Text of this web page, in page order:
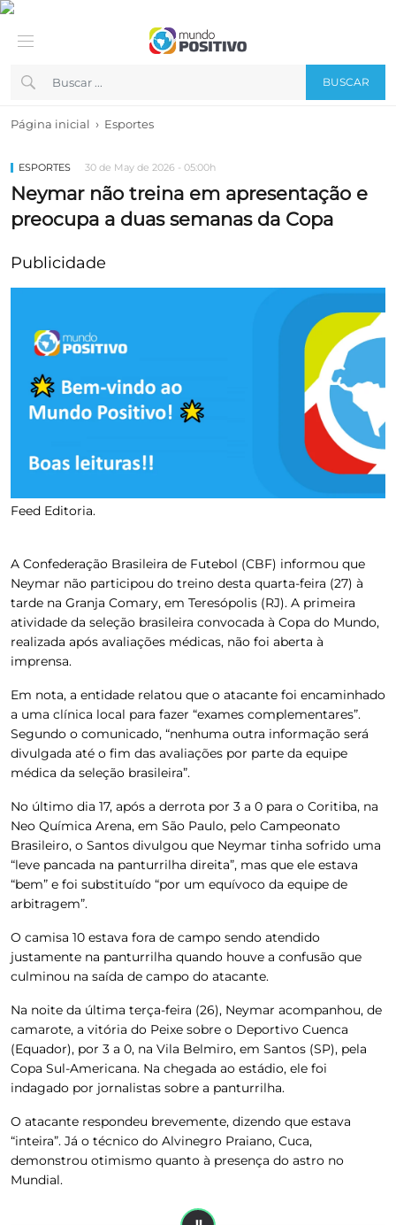
BUSCAR
Página inicial › Esportes
ESPORTES 30 de May de 2026 - 05:00h
Neymar não treina em apresentação e
preocupa a duas semanas da Copa
Publicidade
Feed Editoria.
A Confederação Brasileira de Futebol (CBF) informou que
Neymar não participou do treino desta quarta-feira (27) à
tarde na Granja Comary, em Teresópolis (RJ). A primeira
atividade da seleção brasileira convocada à Copa do Mundo,
realizada após avaliações médicas, não foi aberta à
imprensa.
Em nota, a entidade relatou que o atacante foi encaminhado
a uma clínica local para fazer “exames complementares”.
Segundo o comunicado, “nenhuma outra informação será
divulgada até o fim das avaliações por parte da equipe
médica da seleção brasileira”.
No último dia 17, após a derrota por 3 a 0 para o Coritiba, na
Neo Química Arena, em São Paulo, pelo Campeonato
Brasileiro, o Santos divulgou que Neymar tinha sofrido uma
“leve pancada na panturrilha direita”, mas que ele estava
“bem” e foi substituído “por um equívoco da equipe de
arbitragem”.
O camisa 10 estava fora de campo sendo atendido
justamente na panturrilha quando houve a confusão que
culminou na saída de campo do atacante.
Na noite da última terça-feira (26), Neymar acompanhou, de
camarote, a vitória do Peixe sobre o Deportivo Cuenca
(Equador), por 3 a 0, na Vila Belmiro, em Santos (SP), pela
Copa Sul-Americana. Na chegada ao estádio, ele foi
indagado por jornalistas sobre a panturrilha.
O atacante respondeu brevemente, dizendo que estava
“inteira”. Já o técnico do Alvinegro Praiano, Cuca,
demonstrou otimismo quanto à presença do astro no
Mundial.